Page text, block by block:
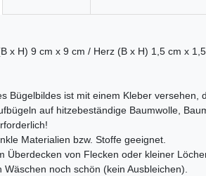
x H) 9 cm x 9 cm / Herz (B x H) 1,5 cm x 1,5
Bügelbildes ist mit einem Kleber
auf hitzebeständige Baumwolle,
Materialien bzw. Stoffe geeignet.
Überdecken von Flecken oder kleiner
Wäschen noch schön (kein Ausbleichen).